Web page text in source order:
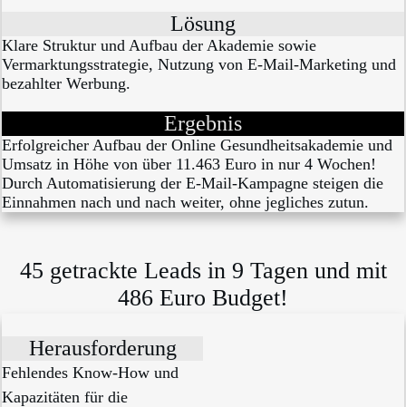
Lösung
Klare Struktur und Aufbau der Akademie sowie
Vermarktungsstrategie, Nutzung von E-Mail-Marketing und
bezahlter Werbung.
Ergebnis
Erfolgreicher Aufbau der Online Gesundheitsakademie und
Umsatz in Höhe von über 11.463 Euro in nur 4 Wochen!
Durch Automatisierung der E-Mail-Kampagne steigen die
Einnahmen nach und nach weiter, ohne jegliches zutun.
45 getrackte Leads in 9 Tagen und mit
486 Euro Budget!
Herausforderung
Fehlendes Know-How und
Kapazitäten für die